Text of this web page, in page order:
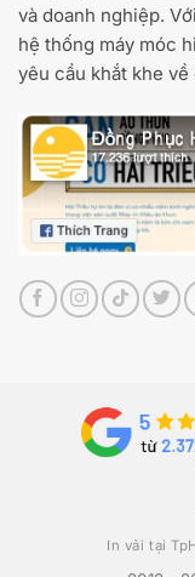
và doanh nghiệp.
hệ thống máy móc
yêu cầu khắt khe
In vải tại